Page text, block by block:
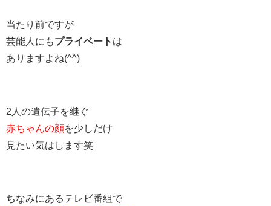
当たり前ですが
芸能人にもプライベート は
ありますよね(^^)
2人の遺伝子を継ぐ
赤ちゃんの顔を少しだけ
見たい気はします笑
ちなみにあるテレビ番組で